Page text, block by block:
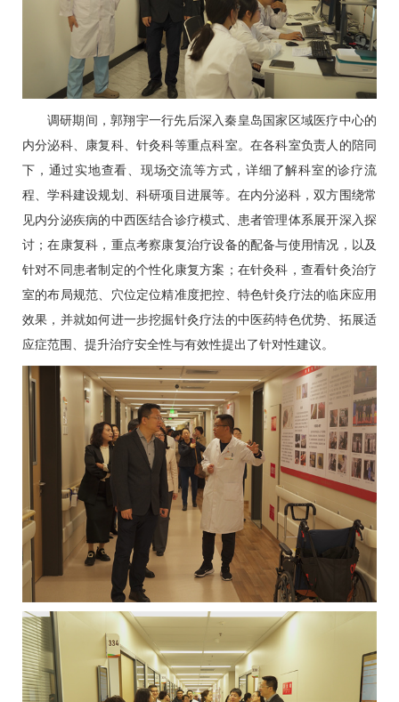
调研期间，郭翔宇一行先后深入秦皇岛国家区域医疗中心的
内分泌科、 康复科、针灸科等重点科室。在各科室负责人的陪同
下，通过实地查看、现场交流等方式，详细了解科室的诊疗流
程、学科建设规划、科研项目进展等。在内分泌科，双方围绕常
见内分泌疾病的中西医结合诊疗模式、患者管理体系展开深入探
讨；在康复科 ，重点考察康复治疗设备的配备与使用情况，以及
针对不同患者制定的个性化康复方案；在针灸科 ，查看针灸治疗
室的布局规范、穴位定位精准度把控、特色针灸疗法的临床应用
效果，并就如何进一步挖掘针灸疗法的中医药特色优势、拓展适
应症范围、提升治疗安全性与有效性提出了针对性建议。